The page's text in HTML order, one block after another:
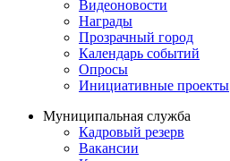
Видеоновости
Награды
Прозрачный город
Календарь событий
Опросы
Инициативные проекты
Муниципальная служба
Кадровый резерв
Вакансии